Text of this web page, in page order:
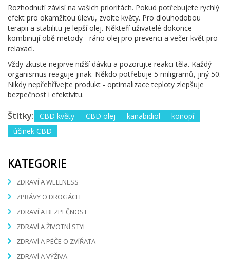
Rozhodnutí závisí na vašich prioritách. Pokud potřebujete rychlý
efekt pro okamžitou úlevu, zvolte květy. Pro dlouhodobou
terapii a stabilitu je lepší olej. Někteří uživatelé dokonce
kombinují obě metody - ráno olej pro prevenci a večer květ pro
relaxaci.
Vždy zkuste nejprve nižší dávku a pozorujte reakci těla. Každý
organismus reaguje jinak. Někdo potřebuje 5 miligramů, jiný 50.
Nikdy nepřehřívejte produkt - optimalizace teploty zlepšuje
bezpečnost i efektivitu.
Štítky: CBD květy CBD olej kanabidiol
konopí
účinek CBD
KATEGORIE
ZDRAVÍ A WELLNESS
ZPRÁVY O DROGÁCH
ZDRAVÍ A BEZPEČNOST
ZDRAVÍ A ŽIVOTNÍ STYL
ZDRAVÍ A PÉČE O ZVÍŘATA
ZDRAVÍ A VÝŽIVA